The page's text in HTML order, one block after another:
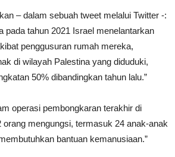
– dalam sebuah tweet melalui Twitter -:
pada tahun 2021 Israel menelantarkan
penggusuran rumah mereka,
di wilayah Palestina yang diduduki,
50% dibandingkan tahun lalu.”
operasi pembongkaran terakhir di
orang mengungsi, termasuk 24 anak-anak
bantuan kemanusiaan.”